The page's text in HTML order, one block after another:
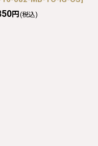
円 (税込)